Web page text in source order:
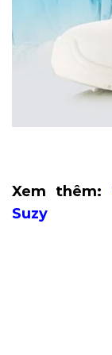
Xem thêm:
Suzy